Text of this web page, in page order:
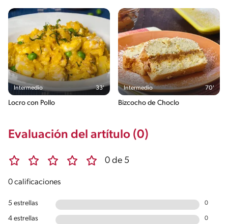
Intermedio 33'
Locro con Pollo
Intermedio 70'
Bizcocho de Choclo
Evaluación del artítulo (0)
0 de 5
0 calificaciones
5 estrellas 0
4 estrellas 0